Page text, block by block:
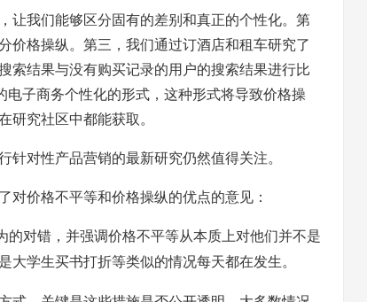
我们能够区分固有的差别和真正的个性化。第
价格操纵。第三，我们通过订酒店和租车研究了
索结果与没有购买记录的用户的搜索结果进行比
子商务个性化的形式，这种形式将导致价格操
研究社区中都能获取。
对性产品营销的最新研究仍然值得关注。
价格不平等和价格操纵的优点的意见：
的对错，并强调价格不平等从本质上对他们并不是
学生买书打折等类似的情况每天都在发生。